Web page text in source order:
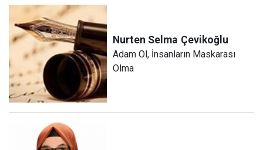
Nurten Selma Çevikoğlu
Adam Ol, İnsanların Maskarası
Olma